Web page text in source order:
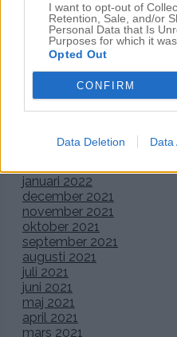
I want to opt-out of
Retention, Sale, and/or
Personal Data that Is
Purposes for which it
Opted Out
CONFIRM
Data Deletion Data
december 2022
november 2022
oktober 2022
september 2022
augusti 2022
april 2022
mars 2022
januari 2022
december 2021
november 2021
oktober 2021
september 2021
augusti 2021
juli 2021
juni 2021
maj 2021
april 2021
mars 2021